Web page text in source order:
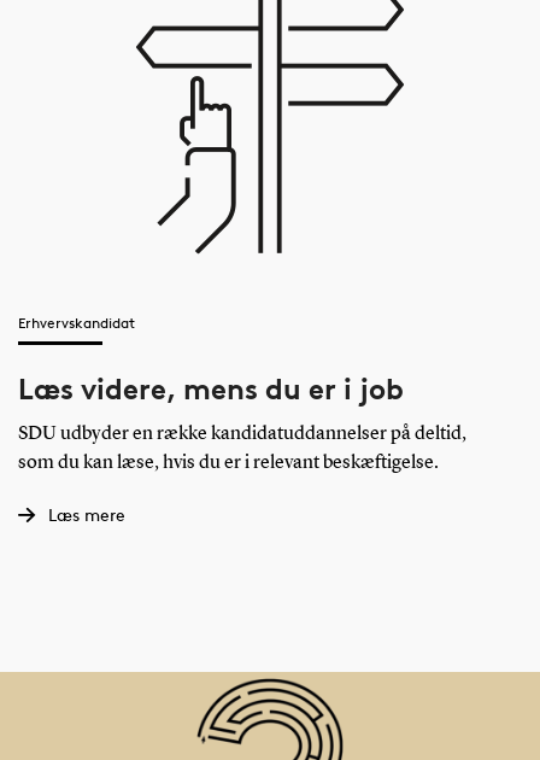
Erhvervskandidat
Læs videre, mens du er i job
SDU udbyder en række kandidatuddannelser på deltid,
som du kan læse, hvis du er i relevant beskæftigelse.
Læs mere